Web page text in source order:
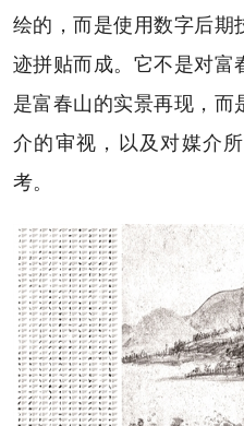
绘的，而是使用数字后期
迹拼贴而成。它不是对富
是富春山的实景再现，而
介的审视，以及对媒介
考。